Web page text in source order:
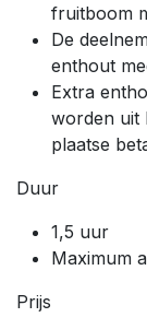
fruitboom
De
enthout
Extra
worden uit
plaatse
Duur
1,5 uur
Maximum
Prijs